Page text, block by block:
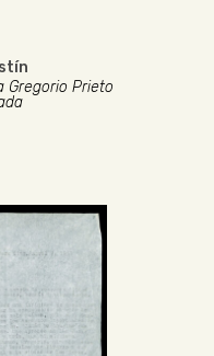
Gregorio Prieto